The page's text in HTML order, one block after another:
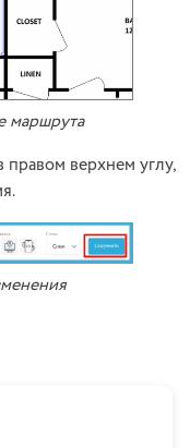
маршрута
верхнем углу,